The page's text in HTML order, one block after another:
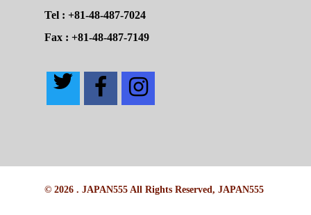
Tel : +81-48-487-7024
Fax : +81-48-487-7149
© 2026 . JAPAN555 All Rights Reserved, JAPAN555